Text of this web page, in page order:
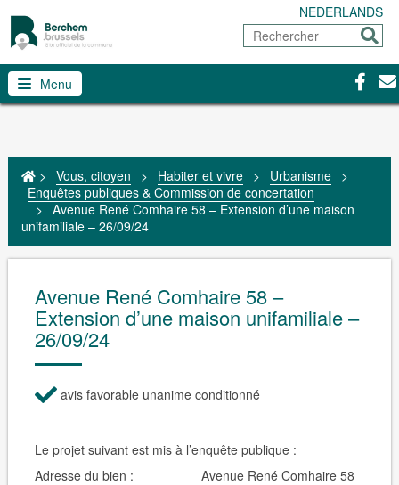
NEDERLANDS
Rechercher
Menu
> Vous, citoyen > Habiter et vivre > Urbanisme
>
Enquêtes publiques & Commission de concertation
> Avenue René Comhaire 58 – Extension d’une maison
unifamiliale – 26/09/24
Avenue René Comhaire 58 –
Extension d’une maison unifamiliale –
26/09/24
avis favorable unanime conditionné
Le projet suivant est mis à l’enquête publique :
Adresse du bien : Avenue René Comhaire 58